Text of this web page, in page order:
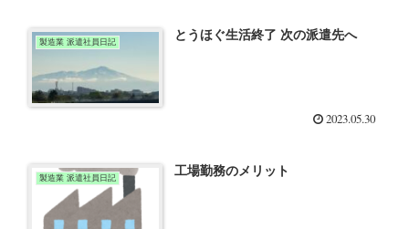
製造業 派遣社員日記 とうほぐ生活終了 次の派遣先へ
2023.05.30
製造業 派遣社員日記 工場勤務のメリット